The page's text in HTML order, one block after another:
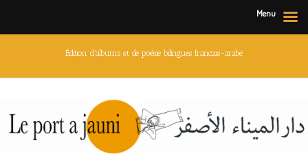
Édition d'albums et de poésie bilingues français-arabe
Menu